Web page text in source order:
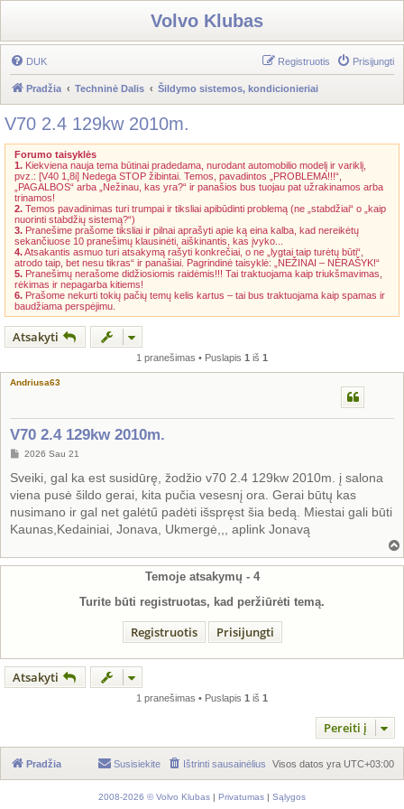
Volvo Klubas
DUK Prisijungti
Registruotis
Pradžia Techninė Dalis Šildymo sistemos, kondicionieriai
V70 2.4 129kw 2010m.
Forumo taisyklės
1. Kiekviena nauja tema būtinai pradedama, nurodant automobilio modelį ir variklį,
pvz.: [V40 1,8i] Nedega STOP žibintai. Temos, pavadintos „PROBLEMA!!!“,
„PAGALBOS“ arba „Nežinau, kas yra?“ ir panašios bus tuojau pat užrakinamos arba
trinamos!
2. Temos pavadinimas turi trumpai ir tiksliai apibūdinti problemą (ne „stabdžiai“ o „kaip
nuorinti stabdžių sistemą?“)
3. Pranešime prašome tiksliai ir pilnai aprašyti apie ką eina kalba, kad nereikėtų
sekančiuose 10 pranešimų klausinėti, aiškinantis, kas įvyko...
4.Atsakantis asmuo turi atsakymą rašyti konkrečiai, o ne „lygtai taip turėtų būti“,
atrodo taip, bet nesu tikras“ ir panašiai. Pagrindinė taisyklė: „NEŽINAI – NERAŠYK!“
5. Pranešimų nerašome didžiosiomis raidėmis!!! Tai traktuojama kaip triukšmavimas,
rėkimas ir nepagarba kitiems!
6. Prašome nekurti tokių pačių temų kelis kartus – tai bus traktuojama kaip spamas ir
baudžiama perspėjimu.
Atsakyti
1 pranešimas • Puslapis 1 iš 1
Andriusa63
V70 2.4 129kw 2010m.
S
a
n
d
r
t
ė
2026 Sau 21
Sveiki, gal ka est susidūrę, žodžio v70 2.4 129kw 2010m. į salona
viena pusė šildo gerai, kita pučia vesesnį ora. Gerai būtų kas
nusimano ir gal net galėtű padėti išspręst šia bedą. Miestai gali būti
Kaunas,Kedainiai, Jonava, Ukmergė,,, aplink Jonavą
i
Temoje atsakymų - 4
Turite būti registruotas, kad peržiūrėti temą.
Registruotis Prisijungti
Atsakyti
1 pranešimas • Puslapis 1 iš 1
Pereiti į
Pradžia Visos datos yra UTC+03:00
Ištrinti sausainėlius
Susisiekite
2008-2026 © Volvo Klubas | Privatumas | Sąlygos